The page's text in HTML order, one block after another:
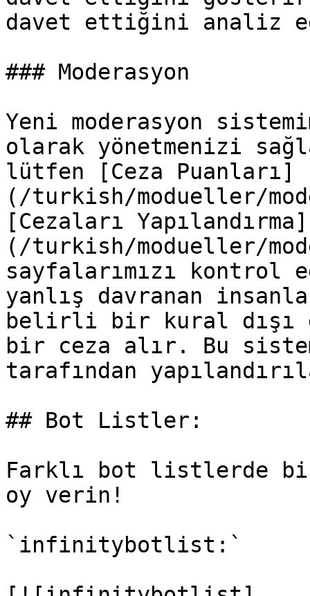
davet ettiğini analiz
### Moderasyon
Yeni moderasyon
olarak yönetmenizi
lütfen [Ceza Puanları]
(/turkish/modueller/
[Cezaları Yapılandırma]
(/turkish/modueller/
sayfalarımızı kontrol
yanlış davranan
belirli bir kural dışı
bir ceza alır. Bu
tarafından
## Bot Listler:
Farklı bot listlerde
oy verin!
`infinitybotlist:`